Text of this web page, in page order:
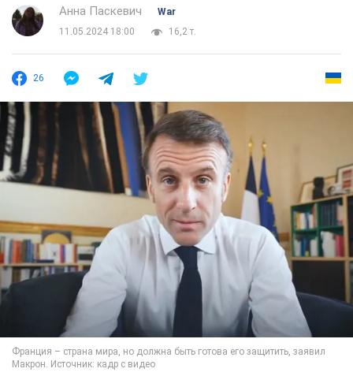
Анна Паскевич
War
11.05.2024 18:00
16,2 т.
26